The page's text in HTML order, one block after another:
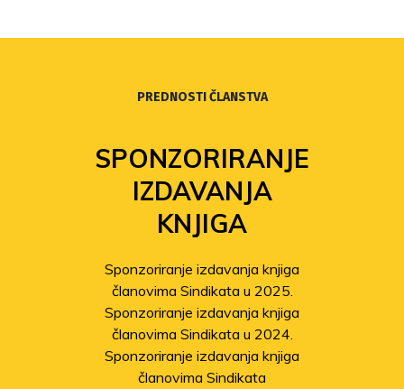
PREDNOSTI ČLANSTVA
SPONZORIRANJE
IZDAVANJA
KNJIGA
Sponzoriranje izdavanja knjiga
članovima Sindikata u 2025.
Sponzoriranje izdavanja knjiga
članovima Sindikata u 2024.
Sponzoriranje izdavanja knjiga
članovima Sindikata